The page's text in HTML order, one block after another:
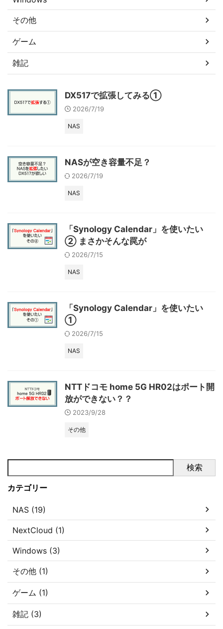
その他
ゲーム
雑記
DX517で拡張してみる①
2026/7/19
NAS
NASが空き容量不足？
2026/7/19
NAS
「Synology Calendar」を使いたい
② まさかそんな罠が
2026/7/15
NAS
「Synology Calendar」を使いたい
①
2026/7/15
NAS
NTTドコモ home 5G HR02はポート開
放ができない？？
2023/9/28
その他
検索
カテゴリー
NAS (19)
NextCloud (1)
Windows (3)
その他 (1)
ゲーム (1)
雑記 (3)